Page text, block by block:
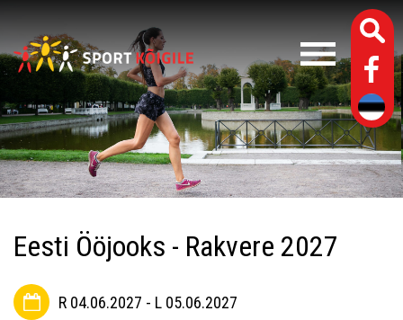
Eesti Ööjooks - Rakvere 2027
R 04.06.2027 - L 05.06.2027